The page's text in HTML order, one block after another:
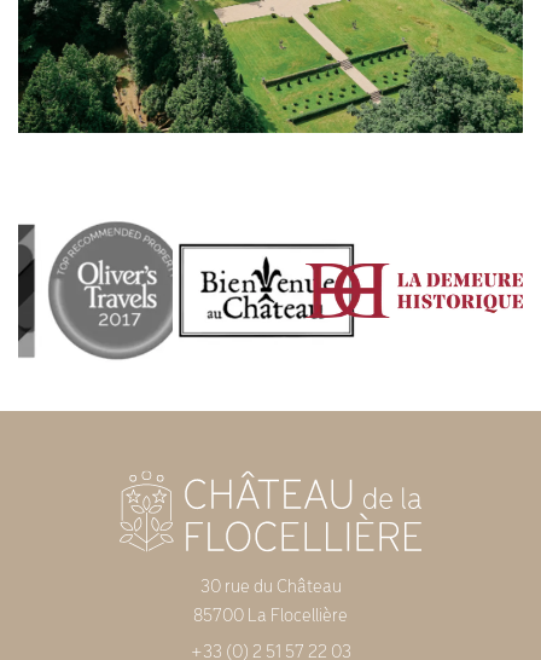
30 rue du Château
85700 La Flocellière
+33 (0) 2 51 57 22 03